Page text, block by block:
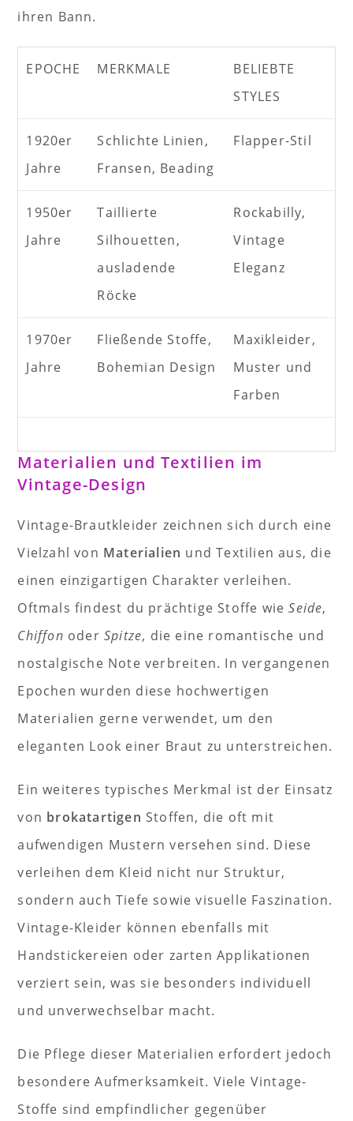
ihren Bann.
EPOCHE MERKMALE
BELIEBTE
STYLES
1920er
Jahre
Schlichte Linien,
Fransen, Beading
Flapper-Stil
1950er
Jahre
Taillierte
Silhouetten,
ausladende
Röcke
Rockabilly,
Vintage
Eleganz
1970er
Jahre
Fließende Stoffe,
Bohemian Design
Maxikleider,
Muster und
Farben
Materialien und Textilien im
Vintage-Design
Vintage-Brautkleider zeichnen sich durch eine
Vielzahl von Materialien und Textilien aus, die
einen einzigartigen Charakter verleihen.
Oftmals findest du prächtige Stoffe wieSeide,
Chiffon oderSpitze, die eine romantische und
nostalgische Note verbreiten. In vergangenen
Epochen wurden diese hochwertigen
Materialien gerne verwendet, um den
eleganten Look einer Braut zu unterstreichen.
Ein weiteres typisches Merkmal ist der Einsatz
von brokatartigen Stoffen, die oft mit
aufwendigen Mustern versehen sind. Diese
verleihen dem Kleid nicht nur Struktur,
sondern auch Tiefe sowie visuelle Faszination.
Vintage-Kleider können ebenfalls mit
Handstickereien oder zarten Applikationen
verziert sein, was sie besonders individuell
und unverwechselbar macht.
Die Pflege dieser Materialien erfordert jedoch
besondere Aufmerksamkeit. Viele Vintage-
Stoffe sind empfindlicher gegenüber